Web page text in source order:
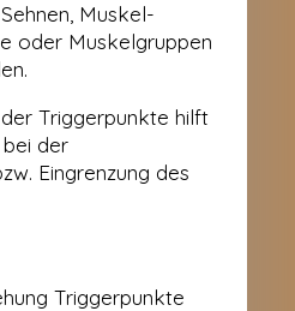
Muskel-
oder Muskelgruppen
Triggerpunkte hilft
der
Eingrenzung des
Triggerpunkte